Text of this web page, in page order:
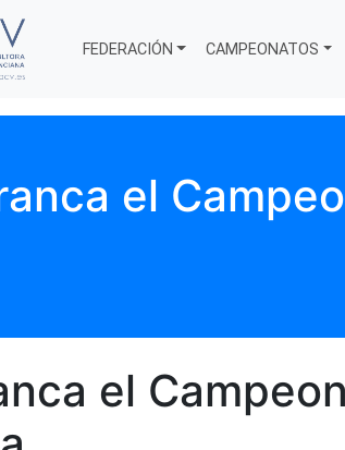
FEDERACIÓN CAMPEONATOS
el
el